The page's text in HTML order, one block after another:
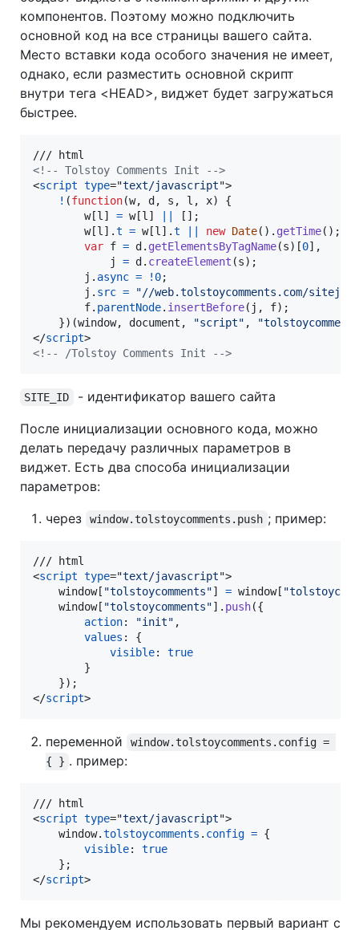
компонентов. Поэтому можно подключить
основной код на все страницы вашего сайта.
Место вставки кода особого значения не имеет,
однако, если разместить основной скрипт
внутри тега <HEAD>, виджет будет загружаться
быстрее.
<!-- Tolstoy Comments Init -->
<script type="text/javascript">
! (function(w, d , s , l , x)
{
w[l ] = w[l ] [ ] ;
w[l ] .t = w[l ] .t new Date( ) . getTime( ) ;
var f = d . getElementsByTagName(s) [0] ,
j
= d . createElement (s) ;
j . async = ! 0;
j . src =
"//web.tolstoycomments.com/
f. parentNode. insertBefore( j , f) ;
}) (window, document , "script" ,
</script>
<!-- /Tolstoy Comments Init -->
SITE_ID
- идентификатор вашего сайта
После инициализации основного кода, можно
делать передачу различных параметров в
виджет. Есть два способа инициализации
параметров:
через
window.tolstoycomments.push ; пример:
<script type="text/javascript">
window[ "tolstoycomments"] = window[
window[ "tolstoycomments"] . push({
action: "init" ,
values : {
visible: true
}
}) ;
</script>
переменной
window.tolstoycomments.config =
{ } . пример:
<script type="text/javascript">
window.tolstoycomments . config = {
visible: true
} ;
</script>
Мы рекомендуем использовать первый вариант с